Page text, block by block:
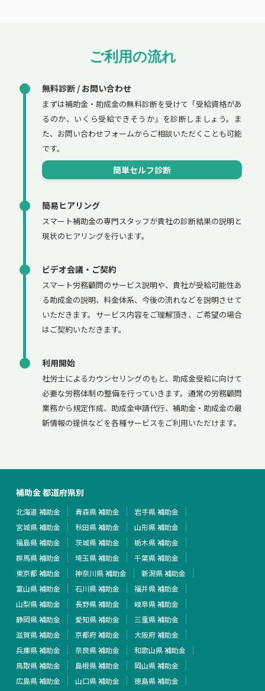
ご利用の流れ
無料診断 / お問い合わせ
まずは補助金・助成金の無料診断を受けて「受給資格があ
るのか、いくら受給できそうか」を診断しましょう。ま
た、お問い合わせフォームからご相談いただくことも可能
です。
簡単セルフ診断
簡易ヒアリング
スマート補助金の専門スタッフが貴社の診断結果の説明と
現状のヒアリングを行います。
ビデオ会議・ご契約
スマート労務顧問のサービス説明や、貴社が受給可能性あ
る助成金の説明、料金体系、今後の流れなどを説明させて
いただきます。サービス内容をご理解頂き、ご希望の場合
はご契約いただきます。
利用開始
社労士によるカウンセリングのもと、助成金受給に向けて
必要な労務体制の整備を行っていきます。通常の労務顧問
業務から規定作成、助成金申請代行、補助金・助成金の最
新情報の提供などを各種サービスをご利用いただけます。
補助金 都道府県別
北海道 補助金 青森県 補助金
岩手県 補助金
宮城県 補助金
秋田県 補助金
山形県 補助金
福島県 補助金
茨城県 補助金
栃木県 補助金
群馬県 補助金
埼玉県 補助金
千葉県 補助金
東京都 補助金
神奈川県 補助金
新潟県 補助金
富山県 補助金
石川県 補助金
福井県 補助金
山梨県 補助金
長野県 補助金
岐阜県 補助金
静岡県 補助金
愛知県 補助金
三重県 補助金
滋賀県 補助金
京都府 補助金
大阪府 補助金
兵庫県 補助金
奈良県 補助金
和歌山県 補助金
鳥取県 補助金
島根県 補助金
岡山県 補助金
広島県 補助金
山口県 補助金
徳島県 補助金